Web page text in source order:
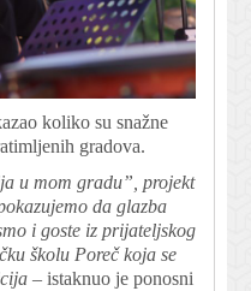
koliko su snažne
gradova.
u mom gradu”, projekt
da glazba
i goste iz prijateljskog
školu Poreč koja se
– istaknuo je ponosni